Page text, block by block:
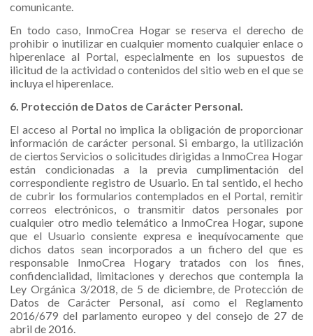
comunicante.
En todo caso, InmoCrea Hogar se reserva el derecho de
prohibir o inutilizar en cualquier momento cualquier enlace o
hiperenlace al Portal, especialmente en los supuestos de
ilicitud de la actividad o contenidos del sitio web en el que se
incluya el hiperenlace.
6. Protección de Datos de Carácter Personal.
El acceso al Portal no implica la obligación de proporcionar
información de carácter personal. Si embargo, la utilización
de ciertos Servicios o solicitudes dirigidas a InmoCrea Hogar
están condicionadas a la previa cumplimentación del
correspondiente registro de Usuario. En tal sentido, el hecho
de cubrir los formularios contemplados en el Portal, remitir
correos electrónicos, o transmitir datos personales por
cualquier otro medio telemático a InmoCrea Hogar, supone
que el Usuario consiente expresa e inequívocamente que
dichos datos sean incorporados a un fichero del que es
responsable InmoCrea Hogary tratados con los fines,
confidencialidad, limitaciones y derechos que contempla la
Ley Orgánica 3/2018, de 5 de diciembre, de Protección de
Datos de Carácter Personal, así como el Reglamento
2016/679 del parlamento europeo y del consejo de 27 de
abril de 2016.